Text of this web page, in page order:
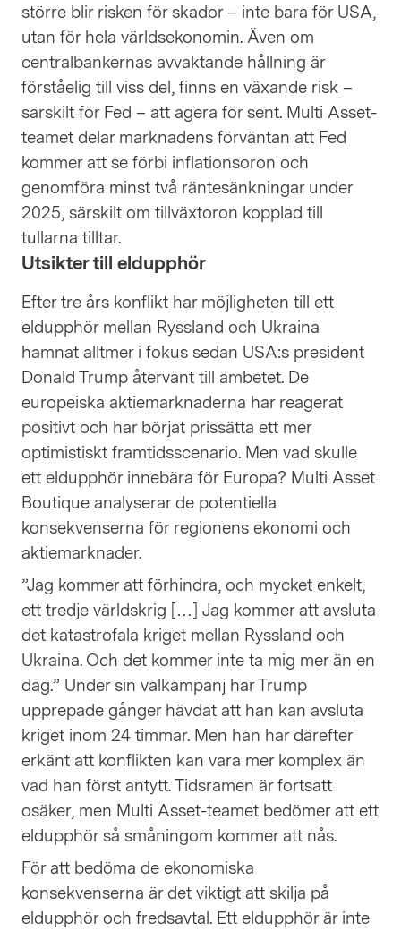
större blir risken för skador – inte bara för USA,
utan för hela världsekonomin. Även om
centralbankernas avvaktande hållning är
förståelig till viss del, finns en växande risk –
särskilt för Fed – att agera för sent. Multi Asset-
teamet delar marknadens förväntan att Fed
kommer att se förbi inflationsoron och
genomföra minst två räntesänkningar under
2025, särskilt om tillväxtoron kopplad till
tullarna tilltar.
Utsikter till eldupphör
Efter tre års konflikt har möjligheten till ett
eldupphör mellan Ryssland och Ukraina
hamnat alltmer i fokus sedan USA:s president
Donald Trump återvänt till ämbetet. De
europeiska aktiemarknaderna har reagerat
positivt och har börjat prissätta ett mer
optimistiskt framtidsscenario. Men vad skulle
ett eldupphör innebära för Europa? Multi Asset
Boutique analyserar de potentiella
konsekvenserna för regionens ekonomi och
aktiemarknader.
”Jag kommer att förhindra, och mycket enkelt,
ett tredje världskrig […] Jag kommer att avsluta
det katastrofala kriget mellan Ryssland och
Ukraina. Och det kommer inte ta mig mer än en
dag.” Under sin valkampanj har Trump
upprepade gånger hävdat att han kan avsluta
kriget inom 24 timmar. Men han har därefter
erkänt att konflikten kan vara mer komplex än
vad han först antytt. Tidsramen är fortsatt
osäker, men Multi Asset-teamet bedömer att ett
eldupphör så småningom kommer att nås.
För att bedöma de ekonomiska
konsekvenserna är det viktigt att skilja på
eldupphör och fredsavtal. Ett eldupphör är inte